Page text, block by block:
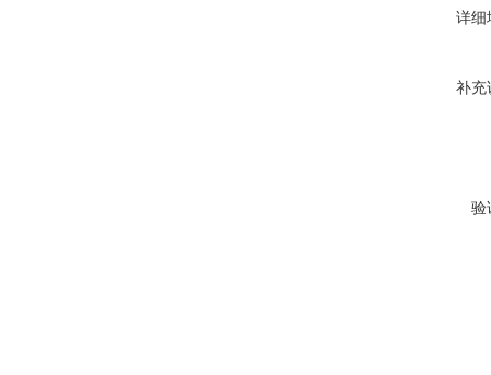
详细
补充
验